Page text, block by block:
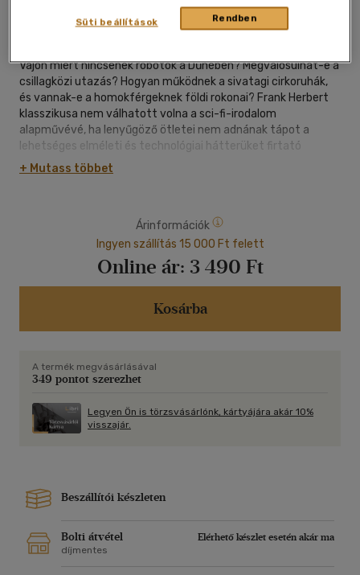
Vajon miért nincsenek robotok a Dűnében? Megvalósulhat-e a
csillagközi utazás? Hogyan működnek a sivatagi cirkoruhák,
és vannak-e a homokférgeknek földi rokonai? Frank Herbert
klasszikusa nem válhatott volna a sci-fi-irodalom
alapművévé, ha lenyűgöző ötletei nem adnának tápot a
lehetséges elméleti és technológiai hátterüket firtató
élvezetes spekulációk számára. Lente Gábor újabb
multidiszciplináris könyvében nagyon is komolyan veszi
fantáziauniverzum kiváló lehetőséget teremt a csillagászati,
kémiai, biológiai vagy éppen nyelvészeti elemzésekre és
ezeken keresztül a tudományos kalandozásra. Lente Gábor a
Pécsi Tudományegyetem tanára, intézetigazgató,
tanszékvezető. Jelentős tudományos cikkei mellett
tudomány-népszerűsítő írásairól és előadásairól is ismert. A
+ Mutass többet
Árinformációk
Ingyen szállítás 15 000 Ft felett
Online ár: 3 490 Ft
Kosárba
A termék megvásárlásával
349 pontot szerezhet
Legyen Ön is törzsvásárlónk, kártyájára akár 10%
visszajár.
Beszállítói készleten
Bolti átvétel
Elérhető készlet esetén akár ma
díjmentes
Rendben
Süti beállítások